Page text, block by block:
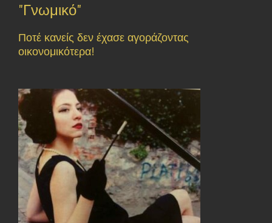
"Γνωμικό"
Ποτέ κανείς δεν έχασε αγοράζοντας
οικονομικότερα!